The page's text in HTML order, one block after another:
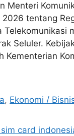
Menteri
2026 tentang
Telekomunikasi
Seluler.
Kementerian
, Ekonomi /
card